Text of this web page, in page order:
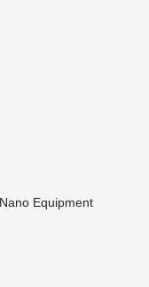
Equipment